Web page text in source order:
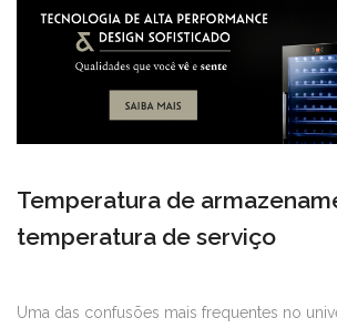
Temperatura de
temperatura de serviço
Uma das confusões mais frequentes no